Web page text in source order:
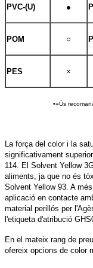
PVC-(U) ●
POM ○
PES ×
•=Ús
La força del color i la
significativament
114. El Solvent Yellow
aliments, ja que no és
Solvent Yellow 93. A
aplicació en contacte
material perillós per
l'etiqueta d'atribució
En el mateix rang de
ofereix opcions de color